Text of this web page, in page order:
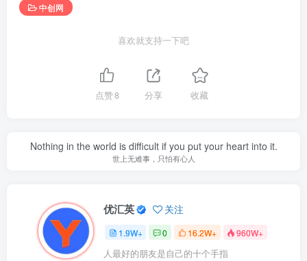
中创网
喜欢就支持一下吧
点赞8 分享 收藏
Nothing in the world is difficult if you put your heart into it.
世上无难事，只怕有心人
优汇英 关注
1.9W+ 0 16.2W+ 960W+
人最好的朋友是自己的十个手指